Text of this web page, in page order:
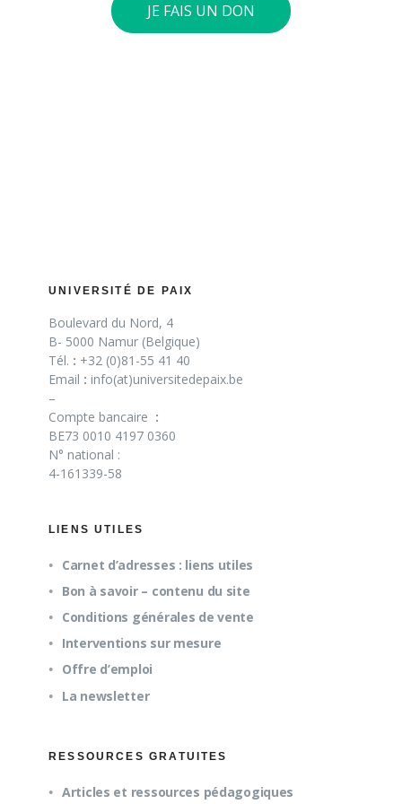
JE FAIS UN DON
UNIVERSITÉ DE PAIX
Boulevard du Nord, 4
B- 5000 Namur (Belgique)
Tél. : +32 (0)81-55 41 40
Email : info(at)universitedepaix.be
–
Compte bancaire :
BE73 0010 4197 0360
N° national :
4-161339-58
LIENS UTILES
Carnet d’adresses : liens utiles
Bon à savoir – contenu du site
Conditions générales de vente
Interventions sur mesure
Offre d’emploi
La newsletter
RESSOURCES GRATUITES
Articles et ressources pédagogiques